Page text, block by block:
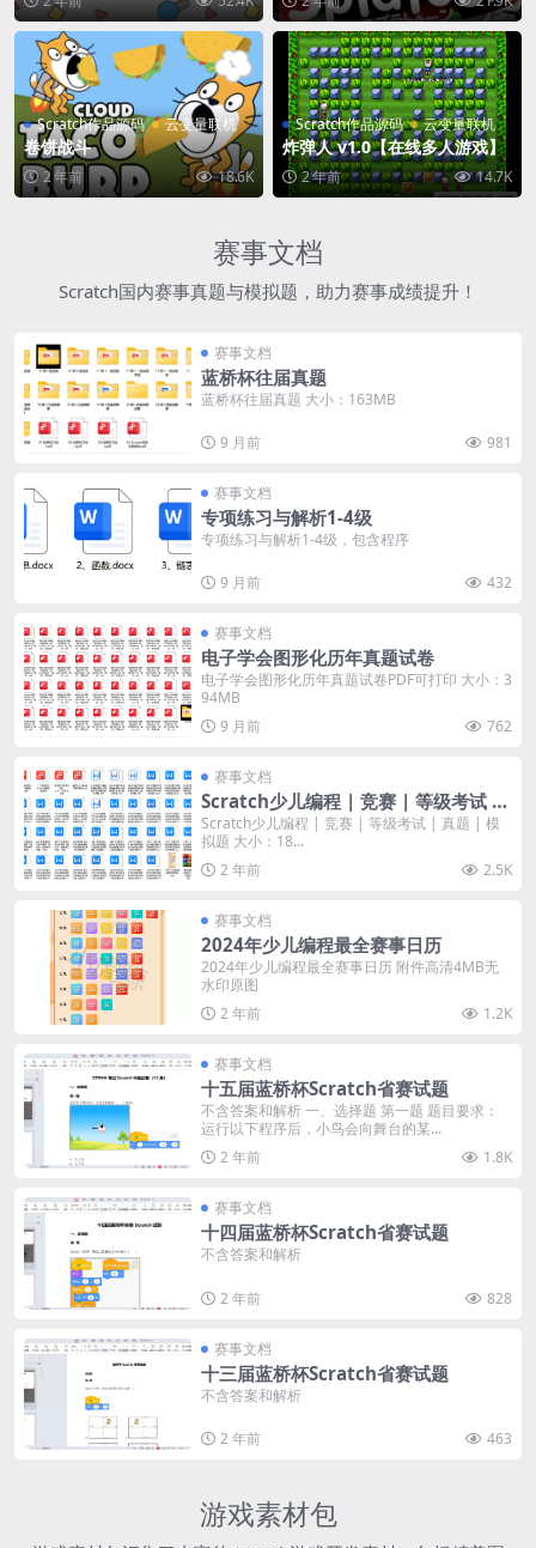
Scratch作品源码 云变量联机
卷饼战斗
2 年前 18.6K
Scratch作品源码 云变量联机
炸弹人 v1.0【在线多人游戏】
2 年前 14.7K
赛事文档
Scratch国内赛事真题与模拟题，助力赛事成绩提升！
赛事文档
蓝桥杯往届真题
蓝桥杯往届真题 大小：163MB
9 月前 981
赛事文档
专项练习与解析1-4级
专项练习与解析1-4级，包含程序
9 月前 432
赛事文档
电子学会图形化历年真题试卷
电子学会图形化历年真题试卷PDF可打印 大小：3
94MB
9 月前
762
赛事文档
Scratch少儿编程 | 竞赛 | 等级考试 |
真题 | 模拟题
Scratch少儿编程 | 竞赛 | 等级考试 | 真题 | 模
拟题 大小：18...
2 年前
2.5K
赛事文档
2024年少儿编程最全赛事日历
2024年少儿编程最全赛事日历 附件高清4MB无
水印原图
2 年前
1.2K
赛事文档
十五届蓝桥杯Scratch省赛试题
不含答案和解析 一、选择题 第一题 题目要求：
运行以下程序后，小鸟会向舞台的某...
2 年前
1.8K
赛事文档
十四届蓝桥杯Scratch省赛试题
不含答案和解析
2 年前 828
赛事文档
十三届蓝桥杯Scratch省赛试题
不含答案和解析
2 年前 463
游戏素材包